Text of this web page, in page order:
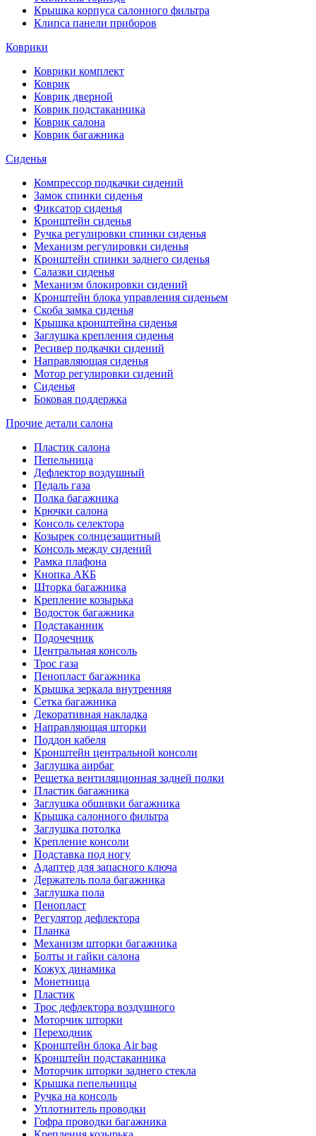
Крышка корпуса салонного фильтра
Клипса панели приборов
Коврики
Коврики комплект
Коврик
Коврик дверной
Коврик подстаканника
Коврик салона
Коврик багажника
Сиденья
Компрессор подкачки сидений
Замок спинки сиденья
Фиксатор сиденья
Кронштейн сиденья
Ручка регулировки спинки сиденья
Механизм регулировки сиденья
Кронштейн спинки заднего сиденья
Салазки сиденья
Механизм блокировки сидений
Кронштейн блока управления сиденьем
Скоба замка сиденья
Крышка кронштейна сиденья
Заглушка крепления сиденья
Ресивер подкачки сидений
Направляющая сиденья
Мотор регулировки сидений
Сиденья
Боковая поддержка
Прочие детали салона
Пластик салона
Пепельница
Дефлектор воздушный
Педаль газа
Полка багажника
Крючки салона
Консоль селектора
Козырек солнцезащитный
Консоль между сидений
Рамка плафона
Кнопка АКБ
Шторка багажника
Крепление козырька
Водосток багажника
Подстаканник
Подочечник
Центральная консоль
Трос газа
Пенопласт багажника
Крышка зеркала внутренняя
Сетка багажника
Декоративная накладка
Направляющая шторки
Поддон кабеля
Кронштейн центральной консоли
Заглушка аирбаг
Решетка вентиляционная задней полки
Пластик багажника
Заглушка обшивки багажника
Крышка салонного фильтра
Заглушка потолка
Крепление консоли
Подставка под ногу
Адаптер для запасного ключа
Держатель пола багажника
Заглушка пола
Пенопласт
Регулятор дефлектора
Планка
Механизм шторки багажника
Болты и гайки салона
Кожух динамика
Монетница
Пластик
Трос дефлектора воздушного
Моторчик шторки
Переходник
Кронштейн блока Air bag
Кронштейн подстаканника
Моторчик шторки заднего стекла
Крышка пепельницы
Ручка на консоль
Уплотнитель проводки
Гофра проводки багажника